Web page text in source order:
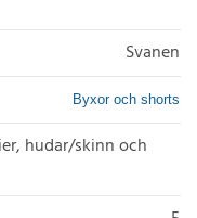
Svanen
Byxor och shorts
hudar/skinn och